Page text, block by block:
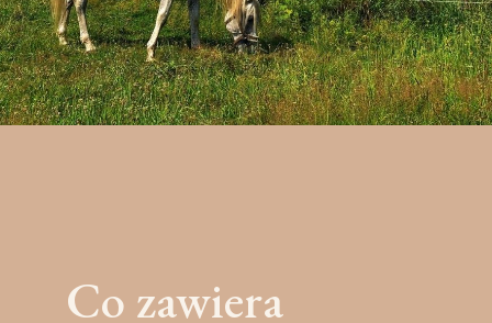
Co zawiera